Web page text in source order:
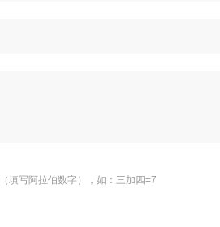
填写阿拉伯数字），如：三加四=7